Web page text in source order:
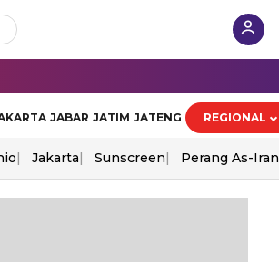
JABAR JATIM JATENG REGIONAL
Jakarta Sunscreen Perang As-Iran